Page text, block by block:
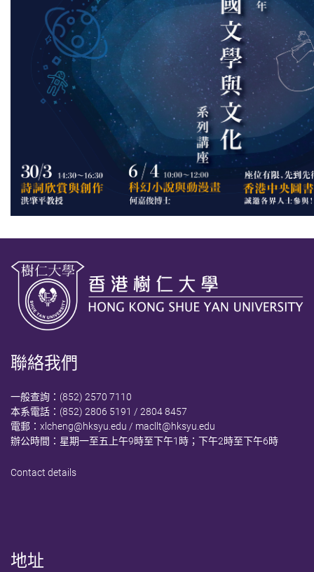
聯絡我們
一般查詢：(852) 2570 7110
本系電話：(852) 2806 5191 / 2804 8457
電郵： xlcheng@hksyu.edu / macllt@hksyu.edu
辦公時間：星期一至五上午9時至下午1時；下午2時至下午6時
Contact details
地址